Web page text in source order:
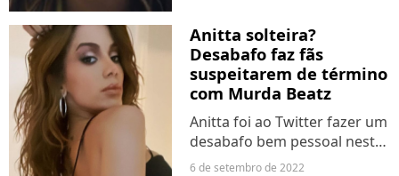
Chay Suede e Lucy Alves, o
vídeo apresenta a história de
Brisa e ainda parece...
Anitta solteira?
Desabafo faz fãs
suspeitarem de término
com Murda Beatz
Anitta foi ao Twitter fazer um
desabafo bem pessoal nesta
terça-feira (6). Na rede social,
6 de setembro de 2022